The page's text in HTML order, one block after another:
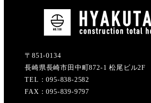
〒851-0134
長崎県長崎市田中町872-1 松尾ビル2F
TEL：095-838-2582
FAX：095-839-9797